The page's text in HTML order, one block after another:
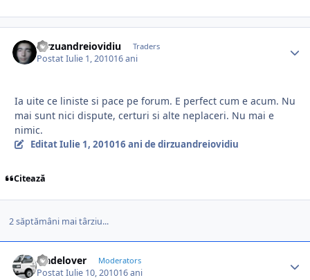
dirzuandreiovidiu Traders
PostatIulie 1, 201016 ani
Ia uite ce liniste si pace pe forum. E perfect cum e acum. Nu
mai sunt nici dispute, certuri si alte neplaceri. Nu mai e
nimic.
EditatIulie 1, 201016 ani de dirzuandreiovidiu
Citează
2 săptămâni mai târziu...
tradelover Moderators
PostatIulie 10, 201016 ani